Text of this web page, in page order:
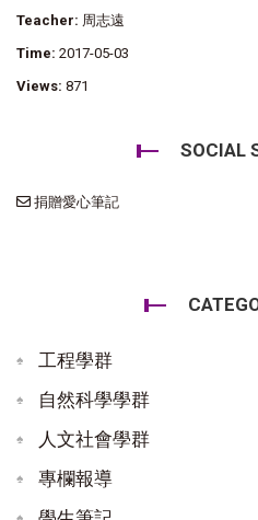
Teacher: 周志遠
Time: 2017-05-03
Views: 871
SOCIAL
捐贈愛心筆記
工程學群
自然科學學群
人文社會學群
專欄報導